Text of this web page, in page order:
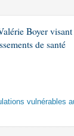
Boyer
de santé
vulnérables